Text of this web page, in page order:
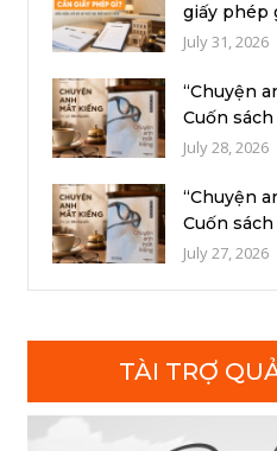
giấy phép
kiện, h...
July 31, 2026
“Chuyện
Cuốn
người...
July 28, 2026
“Chuyện
Cuốn
đọc để cườ...
July 27, 2026
TÀI TRỢ